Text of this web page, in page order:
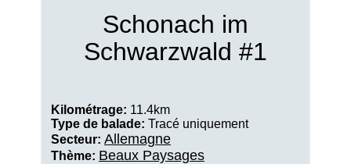
Schonach im
Schwarzwald #1
Kilométrage: 11.4km
Type de balade: Tracé uniquement
Secteur: Allemagne
Thème: Beaux Paysages